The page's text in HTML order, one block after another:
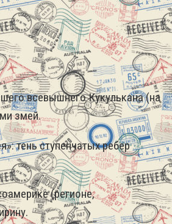
всевышнего Кукулькана (на
змей.
тень ступенчатых ребер
(регионе,